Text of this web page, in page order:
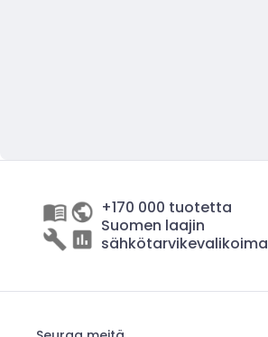
+170 000 tuotetta
Suomen laajin
sähkötarvikevalikoima